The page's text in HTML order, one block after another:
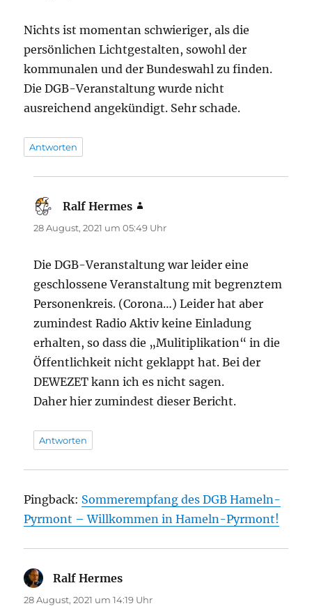
Nichts ist momentan schwieriger, als die
persönlichen Lichtgestalten, sowohl der
kommunalen und der Bundeswahl zu finden.
Die DGB-Veranstaltung wurde nicht
ausreichend angekündigt. Sehr schade.
Antworten
Ralf Hermes
28 August, 2021 um 05:49 Uhr
Die DGB-Veranstaltung war leider eine
geschlossene Veranstaltung mit begrenztem
Personenkreis. (Corona…) Leider hat aber
zumindest Radio Aktiv keine Einladung
erhalten, so dass die „Mulitiplikation“ in die
Öffentlichkeit nicht geklappt hat. Bei der
DEWEZET kann ich es nicht sagen.
Daher hier zumindest dieser Bericht.
Antworten
Pingback: Sommerempfang des DGB Hameln-
Pyrmont – Willkommen in Hameln-Pyrmont!
Ralf Hermes
28 August, 2021 um 14:19 Uhr